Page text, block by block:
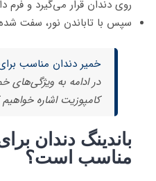
روی دندان قرار می‌گیرد و فرم
سپس با تاباندن نور، سفت
خمیر دندان مناسب
در ادامه به
کامپوزیت اشاره خواهیم
باندینگ دندان
مناسب است؟